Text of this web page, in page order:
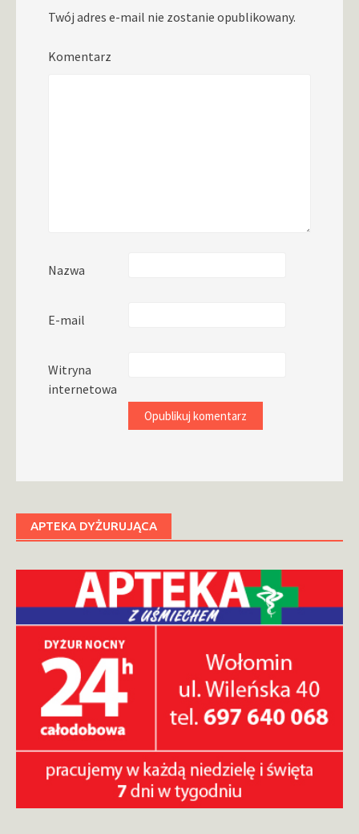
Twój adres e-mail nie zostanie opublikowany.
Komentarz
Nazwa
E-mail
Witryna
internetowa
APTEKA DYŻURUJĄCA